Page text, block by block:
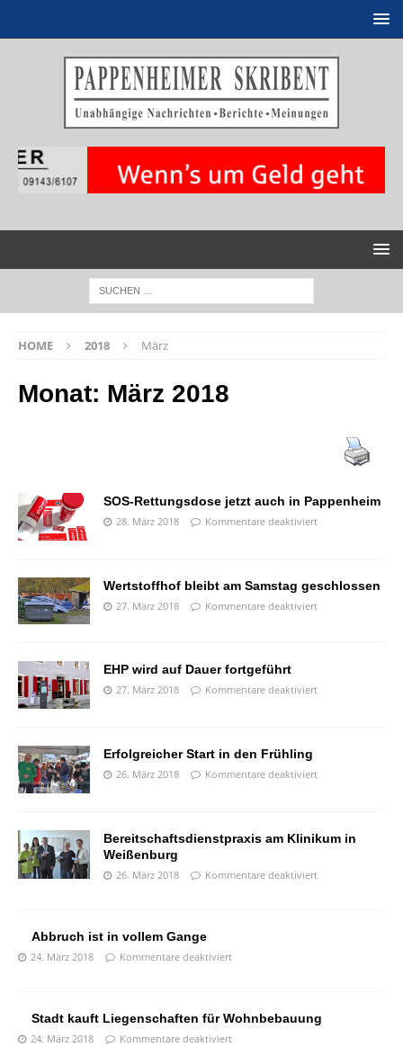
HOME 2018 März
Monat: März 2018
SOS-Rettungsdose jetzt auch in Pappenheim
28. März 2018 Kommentare deaktiviert
Wertstoffhof bleibt am Samstag geschlossen
27. März 2018 Kommentare deaktiviert
EHP wird auf Dauer fortgeführt
27. März 2018 Kommentare deaktiviert
Erfolgreicher Start in den Frühling
26. März 2018 Kommentare deaktiviert
Bereitschaftsdienstpraxis am Klinikum in
Weißenburg
26. März 2018 Kommentare deaktiviert
Abbruch ist in vollem Gange
24. März 2018 Kommentare deaktiviert
Stadt kauft Liegenschaften für Wohnbebauung
24. März 2018 Kommentare deaktiviert